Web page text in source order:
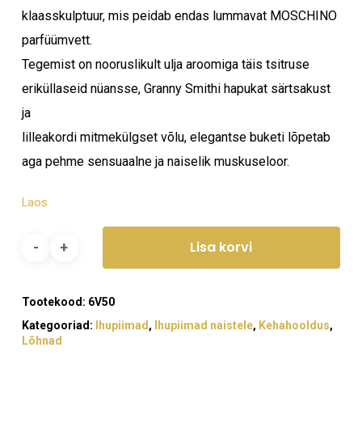
klaasskulptuur, mis peidab endas lummavat MOSCHINO
parfüümvett.
Tegemist on nooruslikult ulja aroomiga täis tsitruse
eriküllaseid nüansse, Granny Smithi hapukat särtsakust
ja
lilleakordi mitmekülgset võlu, elegantse buketi lõpetab
aga pehme sensuaalne ja naiselik muskuseloor.
Laos
Lisa korvi
Tootekood: 6V50
Kategooriad:
Ihupiimad , Ihupiimad naistele, Kehahooldus,
Lõhnad